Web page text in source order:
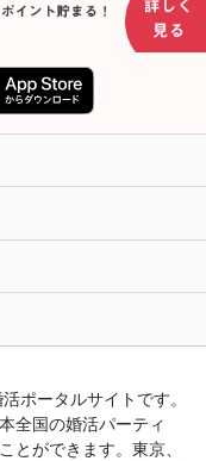
ポータルサイトです。
全国の婚活パーティ
とができます。東京、